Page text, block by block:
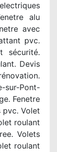
alu
avec
pvc.
sécurité.
Devis
sur-Pont-
Fenetre
pvc. Volet
roulant
Volets
roulant